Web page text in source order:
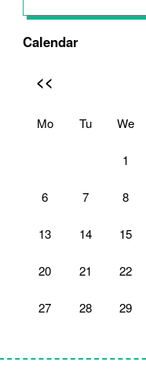
Calendar
<<
Mo Tu We
1
6 7 8
13 14 15
20 21 22
27 28 29